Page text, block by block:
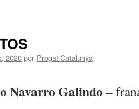
2020por Progat Catalunya
Navarro Galindo –